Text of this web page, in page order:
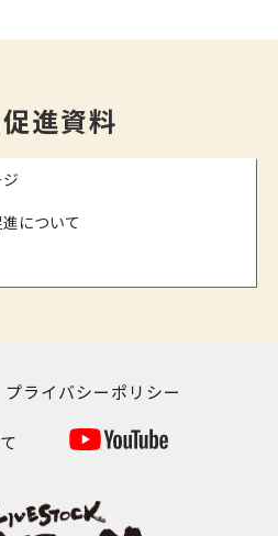
進資料
について
プライバシーポリシー